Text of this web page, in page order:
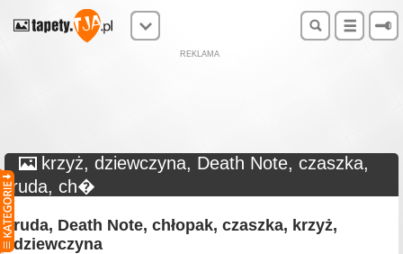
REKLAMA
krzyż, dziewczyna, Death Note, czaszka,
ruda, ch�
ruda, Death Note, chłopak, czaszka, krzyż,
dziewczyna